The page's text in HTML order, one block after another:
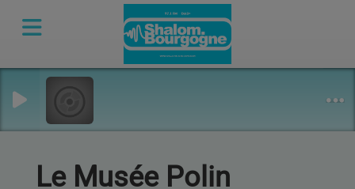
Le Musée Polin